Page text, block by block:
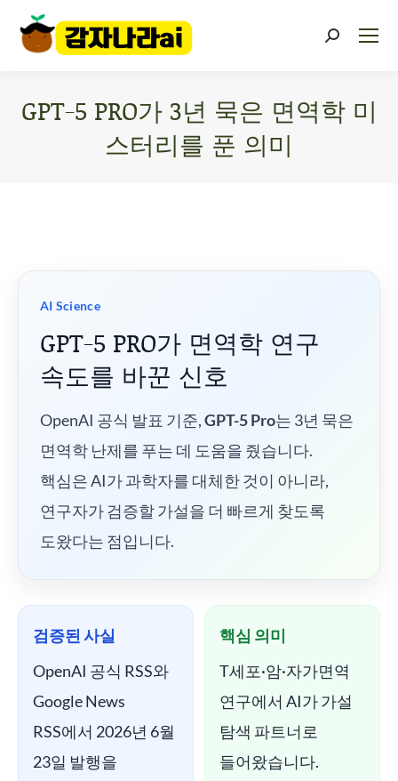
GPT-5 PRO가 3년 묵은 면역학 미
스터리를 푼 의미
AI Science
GPT-5 PRO가 면역학 연구
속도를 바꾼 신호
OpenAI 공식 발표 기준,GPT-5 Pro는 3년 묵은
면역학 난제를 푸는 데 도움을 줬습니다.
핵심은 AI가 과학자를 대체한 것이 아니라,
연구자가 검증할 가설을 더 빠르게 찾도록
도왔다는 점입니다.
검증된 사실
OpenAI 공식 RSS와
Google News
RSS에서 2026년 6월
23일 발행을
핵심 의미
T세포·암·자가면역
연구에서 AI가 가설
탐색 파트너로
들어왔습니다.